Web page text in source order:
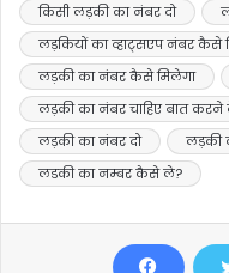
किसी लड़की का नंबर दो
लड़कियों का व्हाट्सएप नंबर कैसे
लड़की का नंबर कैसे मिलेगा
लड़की का नंबर चाहिए बात
लड़की का नंबर दो
लड़की
लडकी का नम्बर कैसे ले?